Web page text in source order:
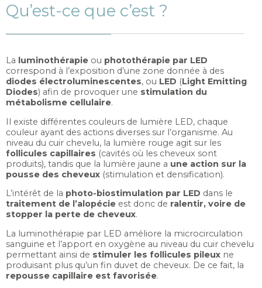
Qu’est-ce que c’est ?
La luminothérapie ou photothérapie par LED
correspond à l’exposition d’une zone donnée à des
diodes électroluminescentes, ou LED (Light Emitting
Diodes) afin de provoquer une stimulation du
métabolisme cellulaire.
Il existe différentes couleurs de lumière LED, chaque
couleur ayant des actions diverses sur l’organisme. Au
niveau du cuir chevelu, la lumière rouge agit sur les
follicules capillaires (cavités où les cheveux sont
produits), tandis que la lumière jaune a une action sur la
pousse des cheveux (stimulation et densification).
L’intérêt de la photo-biostimulation par LED dans le
traitement de l’alopécie est donc de ralentir, voire de
stopper la perte de cheveux.
La luminothérapie par LED améliore la microcirculation
sanguine et l’apport en oxygène au niveau du cuir chevelu
permettant ainsi de stimuler les follicules pileux ne
produisant plus qu’un fin duvet de cheveux. De ce fait, la
repousse capillaire est favorisée.